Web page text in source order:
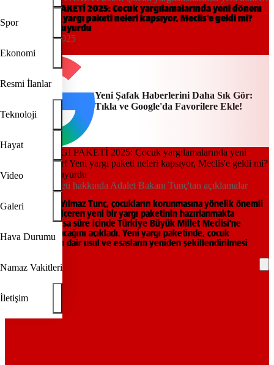
Spor
Ekonomi
Resmi İlanlar
Teknoloji
Hayat
Video
Galeri
Hava Durumu
Namaz Vakitleri
İletişim
başlıyor! Yeni yargı paketi neleri kapsıyor, Meclis'e geldi mi? Bakan
Tunç duyurdu
YENİ YARGI PAKETİ 2025: Çocuk yargılamalarında yeni dönem
başlıyor! Yeni yargı paketi neleri kapsıyor, Meclis'e geldi mi?
Bakan Tunç duyurdu
22:46, 23/07/2025
Yeni Şafak
Yeni Şafak Haberlerini Daha Sık Gör:
Tıkla ve Google'da Favorilere Ekle!
Yeni yargı paketi hakkında Adalet Bakanı Tunç'tan açıklamalar
Adalet Bakanı Yılmaz Tunç, çocukların korunmasına yönelik önemli
düzenlemeler içeren yeni bir yargı paketinin hazırlanmakta
olduğunu ve kısa süre içinde Türkiye Büyük Millet Meclisi’ne
(TBMM) sunulacağını açıkladı. Yeni yargı paketinde, çocuk
yargılamalarına dair usul ve esasların yeniden şekillendirilmesi